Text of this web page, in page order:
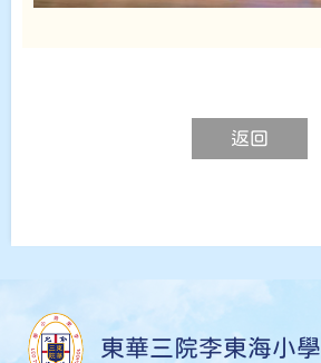
返回
東華三院李東海小學